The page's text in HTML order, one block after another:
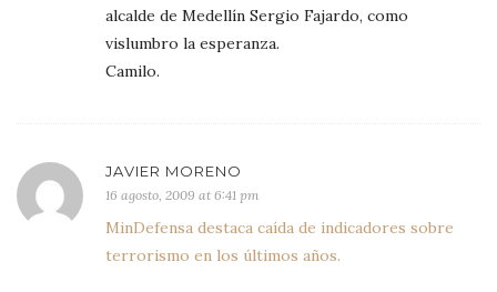
alcalde de Medellín Sergio Fajardo, como
vislumbro la esperanza.
Camilo.
JAVIER MORENO
16 agosto, 2009 at 6:41 pm
MinDefensa destaca caída de indicadores sobre
terrorismo en los últimos años.